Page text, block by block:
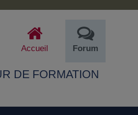
Accueil Forum
DE FORMATION